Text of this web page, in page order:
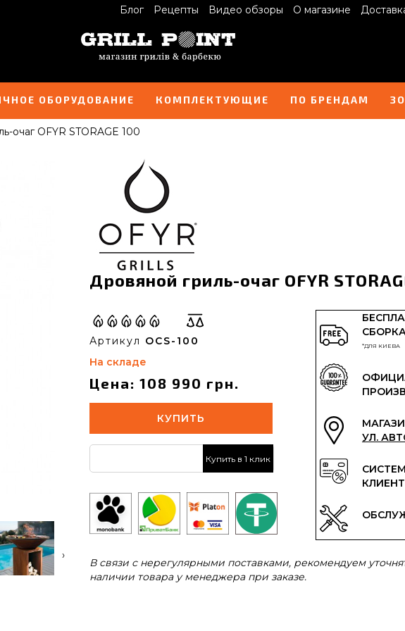
Блог Рецепты Видео обзоры О магазине
ОБОРУДОВАНИЕ КОМПЛЕКТУЮЩИЕ ПО БРЕНДАМ
очаг OFYR STORAGE 100
›
Дровяной гриль-очаг OFYR
Артикул OCS-100
На складе
Цена: 108 990 грн.
КУПИТЬ
Купить в 1 клик
*ДЛЯ КИЕВА
УЛ.
В связи с нерегулярными поставками, рекомендуем
наличии товара у менеджера при заказе.